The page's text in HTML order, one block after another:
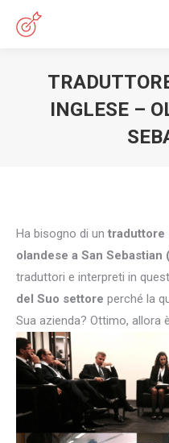
INGLESE –
Ha bisogno di un traduttore
olandese a San Sebastian
traduttori e interpreti in
del Suo settore perché la
Sua azienda? Ottimo, allora